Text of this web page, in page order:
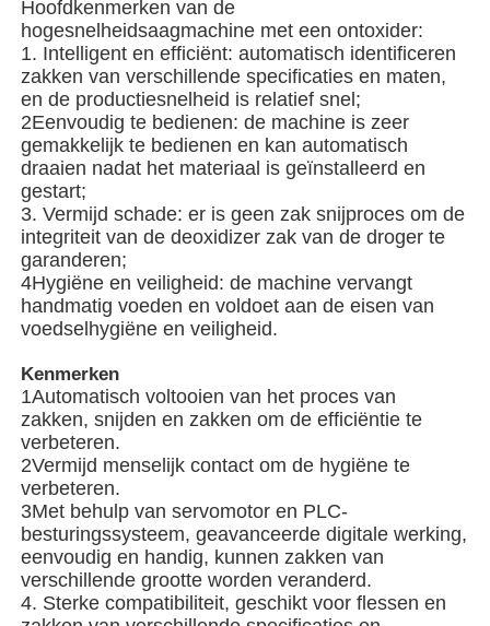
Over ons
Fabriekstocht
Kwaliteitscontrole
Neem contact met ons op
nieuws
Gevallen
roterende verpakkingsmachine
Verpakkingsmachine voor meerdere rijstroken
Dehydrerende Inserter-Machine
Hoofdkenmerken van de
hogesnelheidsaagmachine met een ontoxider:
1. Intelligent en efficiënt: automatisch identificeren
zakken van verschillende specificaties en maten,
en de productiesnelheid is relatief snel;
2Eenvoudig te bedienen: de machine is zeer
gemakkelijk te bedienen en kan automatisch
draaien nadat het materiaal is geïnstalleerd en
gestart;
3. Vermijd schade: er is geen zak snijproces om de
integriteit van de deoxidizer zak van de droger te
garanderen;
4Hygiëne en veiligheid: de machine vervangt
handmatig voeden en voldoet aan de eisen van
voedselhygiëne en veiligheid.
Kenmerken
1Automatisch voltooien van het proces van
zakken, snijden en zakken om de efficiëntie te
verbeteren.
2Vermijd menselijk contact om de hygiëne te
verbeteren.
3Met behulp van servomotor en PLC-
besturingssysteem, geavanceerde digitale werking,
eenvoudig en handig, kunnen zakken van
verschillende grootte worden veranderd.
4. Sterke compatibiliteit, geschikt voor flessen en